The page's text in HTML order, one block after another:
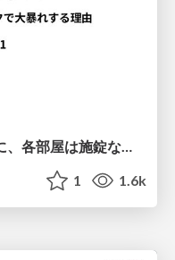
オートロックマンションなのに、各部屋は施錠なし！？ 攻撃者が組織内ネットワークで大暴れする理由 / The Front Door Is Locked, but the Rooms Are Wide Open: Why Attackers Move Freely Inside Enterprise Networks
1 1.6k